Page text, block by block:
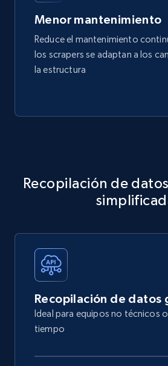
Menor mantenimiento
Reduce el mantenimiento
los scrapers se adaptan a los
la estructura
Recopilación de
Recopilación de datos
Ideal para equipos no técnicos
tiempo